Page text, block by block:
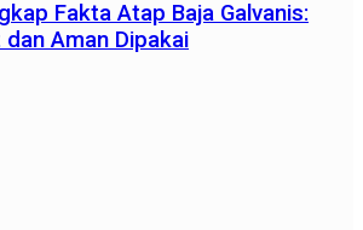
Fakta Atap Baja Galvanis:
dan Aman Dipakai